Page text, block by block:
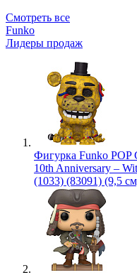
Смотреть все
Funko
Лидеры продаж
Фигурка Funko POP
10th Anniversary –
(1033) (83091) (9,5